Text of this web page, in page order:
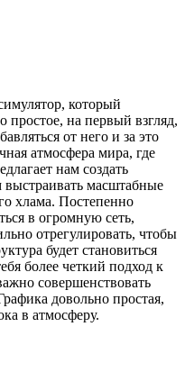
который
простое, на первый взгляд,
от него и за это
атмосфера мира, где
нам создать
выстраивать масштабные
хлама. Постепенно
в огромную сеть,
отрегулировать, чтобы
будет становиться
более четкий подход к
совершенствовать
довольно простая,
в атмосферу.